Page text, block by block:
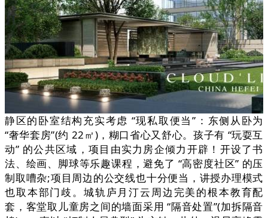
静区的卧室结构充实考虑 “现私取便当”：东侧从卧为
“奢华套房”(约 22㎡)，糊口省心又舒心。孩子有 “玩耍互
动” 的公共区域，项目由实力房企倾力开辟！开设了书
法、绘画、脚球等乐趣课程，避免了 “高密度社区” 的压
制取嘈杂;项目周边的公交线也十分便当，讲授办理模式
也取本部门歧。城轨庐月汀云周边完美的根本教育配
套，客堂取儿童房之间的墙面采用 “隔音处置”(加拆隔音